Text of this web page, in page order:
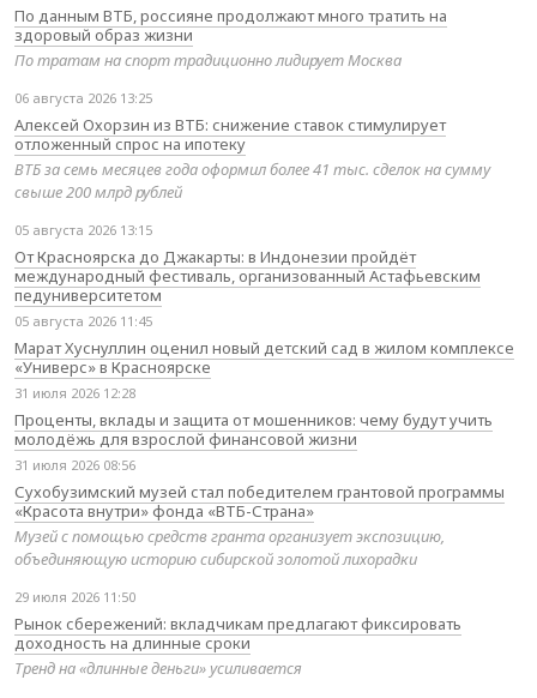
По данным ВТБ, россияне продолжают много тратить на
здоровый образ жизни
По тратам на спорт традиционно лидирует Москва
06 августа 2026 13:25
Алексей Охорзин из ВТБ: снижение ставок стимулирует
отложенный спрос на ипотеку
ВТБ за семь месяцев года оформил более 41 тыс. сделок на сумму
свыше 200 млрд рублей
05 августа 2026 13:15
От Красноярска до Джакарты: в Индонезии пройдёт
международный фестиваль, организованный Астафьевским
педуниверситетом
05 августа 2026 11:45
Марат Хуснуллин оценил новый детский сад в жилом комплексе
«Универс» в Красноярске
31 июля 2026 12:28
Проценты, вклады и защита от мошенников: чему будут учить
молодёжь для взрослой финансовой жизни
31 июля 2026 08:56
Сухобузимский музей стал победителем грантовой программы
«Красота внутри» фонда «ВТБ-Страна»
Музей с помощью средств гранта организует экспозицию,
объединяющую историю сибирской золотой лихорадки
29 июля 2026 11:50
Рынок сбережений: вкладчикам предлагают фиксировать
доходность на длинные сроки
Тренд на «длинные деньги» усиливается